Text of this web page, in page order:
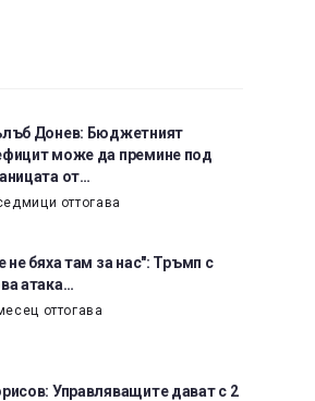
Донев: Бюджетният
може да премине под
от…
оттогава
не бяха там за нас": Тръмп с
атака…
оттогава
Управляващите дават с 2